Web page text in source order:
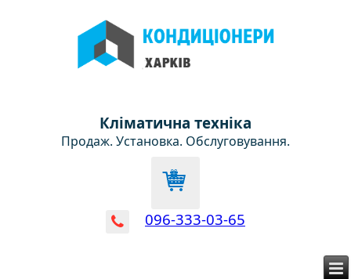
Кліматична техніка
Продаж. Установка. Обслуговування.
096-333-03-65